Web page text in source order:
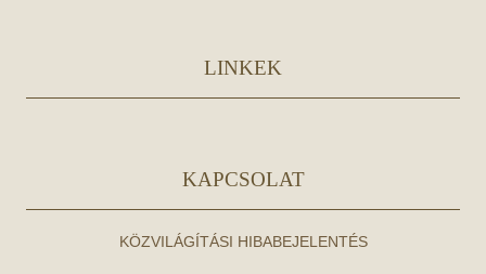
LINKEK
KAPCSOLAT
KÖZVILÁGÍTÁSI HIBABEJELENTÉS